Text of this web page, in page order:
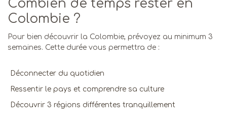
Combien de temps rester en
Colombie ?
Pour bien découvrir la Colombie, prévoyez au minimum 3
semaines. Cette durée vous permettra de :
Déconnecter du quotidien
Ressentir le pays et comprendre sa culture
Découvrir 3 régions différentes tranquillement